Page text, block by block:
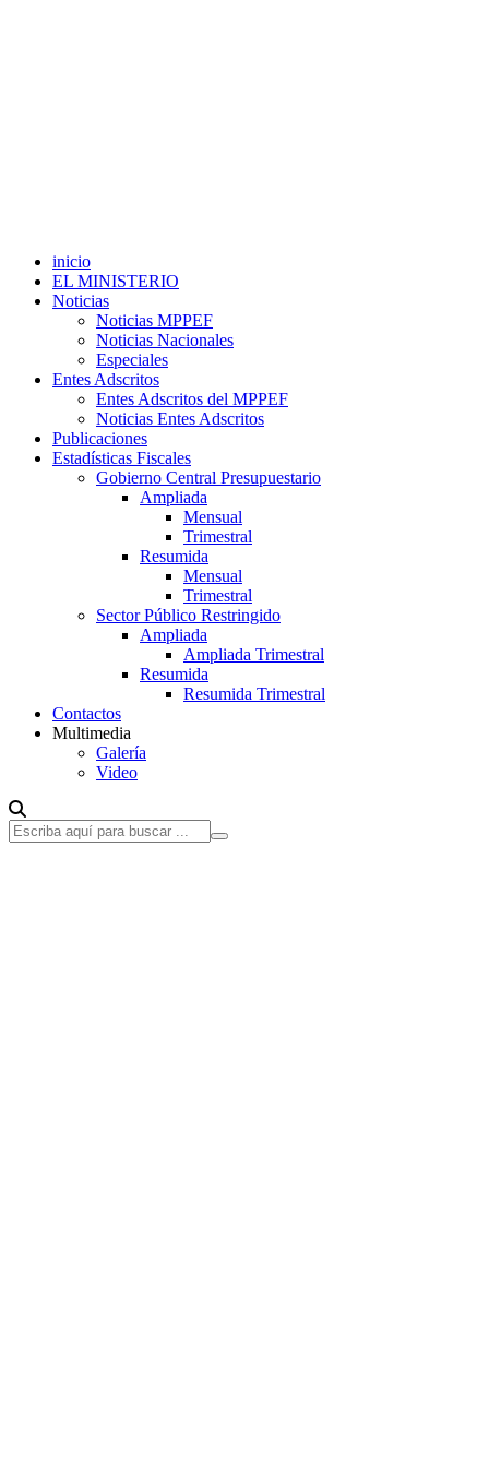
inicio
EL MINISTERIO
Noticias
Noticias MPPEF
Noticias Nacionales
Especiales
Entes Adscritos
Entes Adscritos del MPPEF
Noticias Entes Adscritos
Publicaciones
Estadísticas Fiscales
Gobierno Central Presupuestario
Ampliada
Mensual
Trimestral
Resumida
Mensual
Trimestral
Sector Público Restringido
Ampliada
Ampliada Trimestral
Resumida
Resumida Trimestral
Contactos
Multimedia
Galería
Video